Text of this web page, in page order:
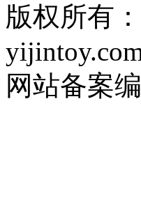
版权所有：
网站备案编